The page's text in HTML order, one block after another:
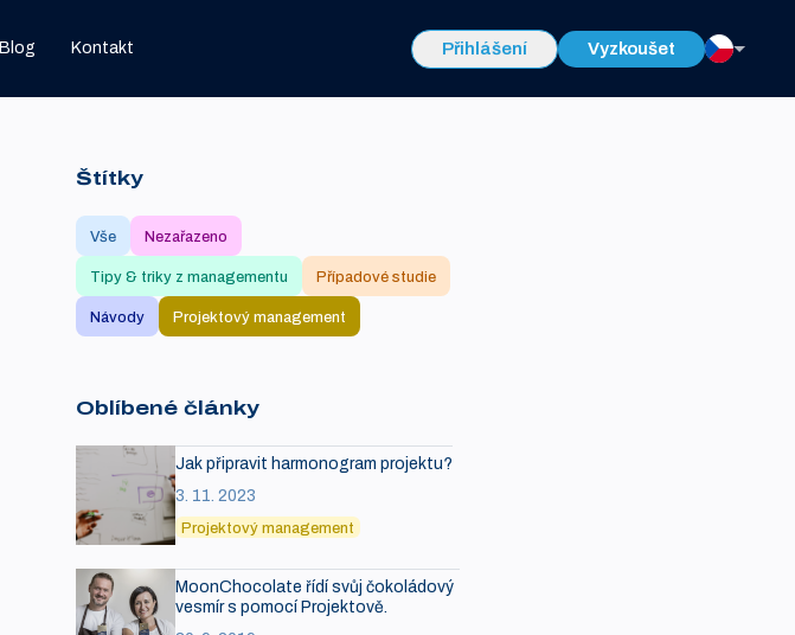
Blog Kontakt Přihlášení Vyzkoušet
Štítky
Vše Nezařazeno
Tipy & triky z managementu Případové studie
Návody Projektový management
Oblíbené články
Jak připravit harmonogram projektu?
3. 11. 2023
Projektový management
MoonChocolate řídí svůj čokoládový
vesmír s pomocí Projektově.